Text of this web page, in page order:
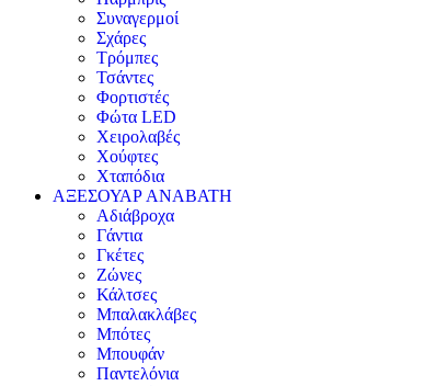
Συναγερμοί
Σχάρες
Τρόμπες
Τσάντες
Φορτιστές
Φώτα LED
Χειρολαβές
Χούφτες
Χταπόδια
ΑΞΕΣΟΥΑΡ ΑΝΑΒΑΤΗ
Αδιάβροχα
Γάντια
Γκέτες
Ζώνες
Κάλτσες
Μπαλακλάβες
Μπότες
Μπουφάν
Παντελόνια